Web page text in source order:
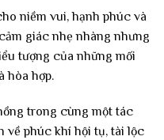
niềm vui, hạnh phúc và
giác nhẹ nhàng nhưng
tượng của những mối
hòa hợp.
trong cùng một tác
về phúc khí hội tụ, tài lộc